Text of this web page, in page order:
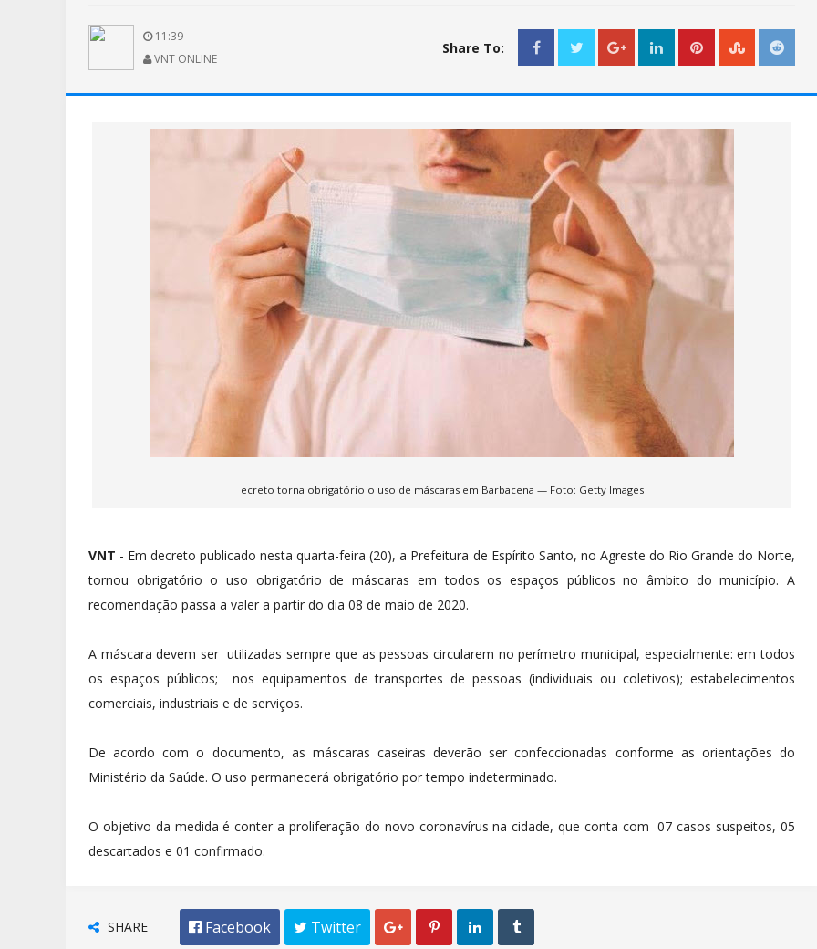
11:39
VNT ONLINE
Share To:
ecreto torna obrigatório o uso de máscaras em Barbacena — Foto: Getty Images
VNT - Em decreto publicado nesta quarta-feira (20), a Prefeitura de Espírito Santo, no Agreste do Rio Grande do Norte,
tornou obrigatório o uso obrigatório de máscaras em todos os espaços públicos no âmbito do município. A
recomendação passa a valer a partir do dia 08 de maio de 2020.
A máscara devem ser utilizadas sempre que as pessoas circularem no perímetro municipal, especialmente: em todos
os espaços públicos; nos equipamentos de transportes de pessoas (individuais ou coletivos); estabelecimentos
comerciais, industriais e de serviços.
De acordo com o documento, as máscaras caseiras deverão ser confeccionadas conforme as orientações do
Ministério da Saúde. O uso permanecerá obrigatório por tempo indeterminado.
O objetivo da medida é conter a proliferação do novo coronavírus na cidade, que conta com 07 casos suspeitos, 05
descartados e 01 confirmado.
SHARE  Facebook  Twitter    